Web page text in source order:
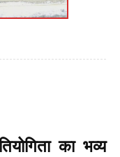
का भव्य